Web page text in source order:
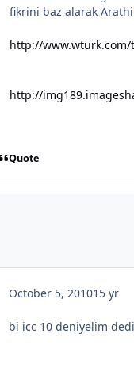
fikrini baz alarak Arathi
http://
http://
Quote
October 5, 201015 yr
bi icc 10 deniyelim